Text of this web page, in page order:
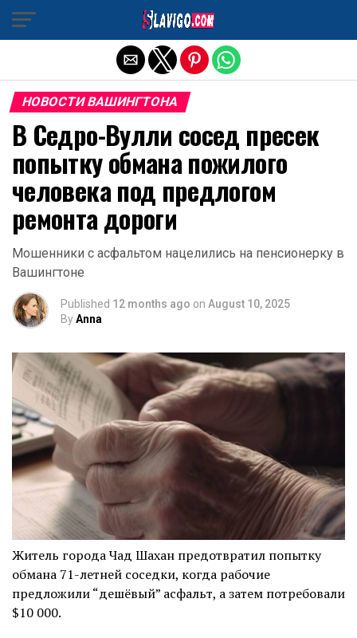
НОВОСТИ ВАШИНГТОНА
В Седро-Вулли сосед пресек
попытку обмана пожилого
человека под предлогом
ремонта дороги
Мошенники с асфальтом нацелились на пенсионерку в
Вашингтоне
Published 12 months ago on August 10, 2025
ByAnna
Житель города Чад Шахан предотвратил попытку
обмана 71-летней соседки, когда рабочие
предложили “дешёвый” асфальт, а затем потребовали
$10 000.
Exit mobile version